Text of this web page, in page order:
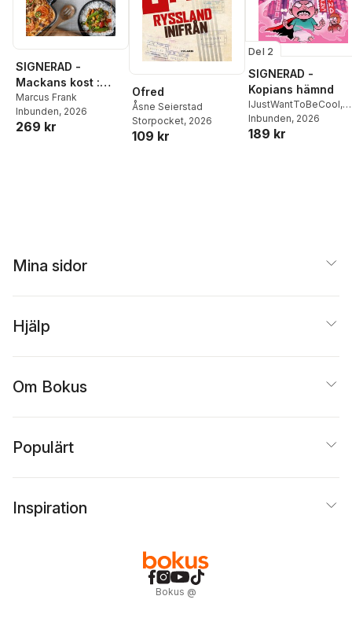
SIGNERAD -
Mackans kost :
Middagar och
matlådor
Marcus Frank
Inbunden, 2026
269 kr
Ofred
Åsne Seierstad
Storpocket, 2026
109 kr
Del 2
SIGNERAD -
Kopians hämnd
IJustWantToBeCool,
Joel Adolphson
Ejdemo Beer
Inbunden, 2026
189 kr
Mina sidor
Hjälp
Om Bokus
Populärt
Inspiration
Bokus @